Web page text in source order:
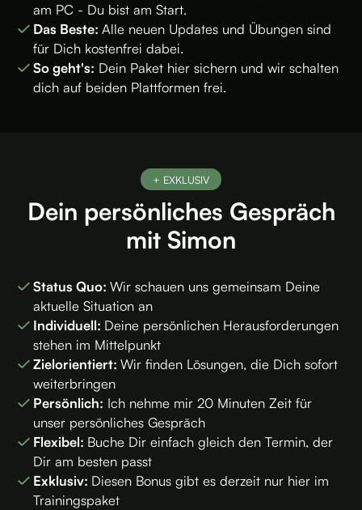
am PC - Du bist am Start.
Das Beste: Alle neuen Updates und Übungen sind
für Dich kostenfrei dabei.
So geht's: Dein Paket hier sichern und wir schalten
dich auf beiden Plattformen frei.
+ EXKLUSIV
Dein persönliches Gespräch
mit Simon
Status Quo: Wir schauen uns gemeinsam Deine
aktuelle Situation an
Individuell: Deine persönlichen Herausforderungen
stehen im Mittelpunkt
Zielorientiert: Wir finden Lösungen, die Dich sofort
weiterbringen
Persönlich: Ich nehme mir 20 Minuten Zeit für
unser persönliches Gespräch
Flexibel: Buche Dir einfach gleich den Termin, der
Dir am besten passt
Exklusiv: Diesen Bonus gibt es derzeit nur hier im
Trainingspaket